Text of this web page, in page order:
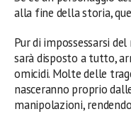
alla fine della storia,
Pur di impossessarsi
sarà disposto a tutto,
omicidi. Molte delle
nasceranno proprio
manipolazioni,